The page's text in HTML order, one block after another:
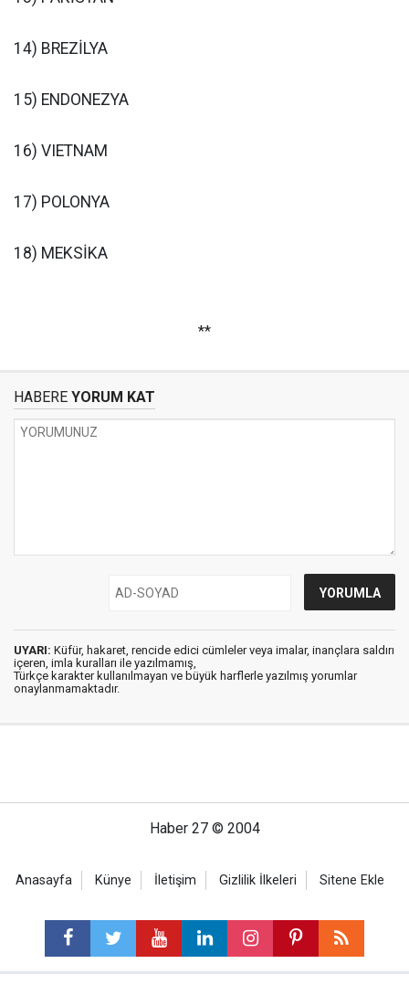
14) BREZİLYA
15) ENDONEZYA
16) VIETNAM
17) POLONYA
18) MEKSİKA
**
HABERE YORUM KAT
UYARI: Küfür, hakaret, rencide edici cümleler veya imalar, inançlara saldırı
içeren, imla kuralları ile yazılmamış,
Türkçe karakter kullanılmayan ve büyük harflerle yazılmış yorumlar
onaylanmamaktadır.
Haber 27 © 2004
Anasayfa Künye İletişim Gizlilik İlkeleri Sitene Ekle